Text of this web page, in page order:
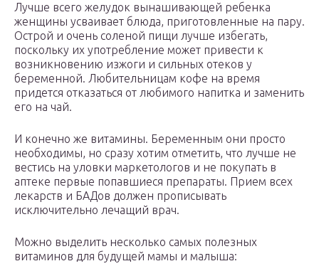
Лучше всего желудок вынашивающей ребенка
женщины усваивает блюда, приготовленные на пару.
Острой и очень соленой пищи лучше избегать,
поскольку их употребление может привести к
возникновению изжоги и сильных отеков у
беременной. Любительницам кофе на время
придется отказаться от любимого напитка и заменить
его на чай.
И конечно же витамины. Беременным они просто
необходимы, но сразу хотим отметить, что лучше не
вестись на уловки маркетологов и не покупать в
аптеке первые попавшиеся препараты. Прием всех
лекарств и БАДов должен прописывать
исключительно лечащий врач.
Можно выделить несколько самых полезных
витаминов для будущей мамы и малыша: